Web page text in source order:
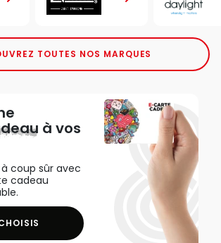
TOUTES NOS MARQUES
à vos
coup sûr avec
cadeau